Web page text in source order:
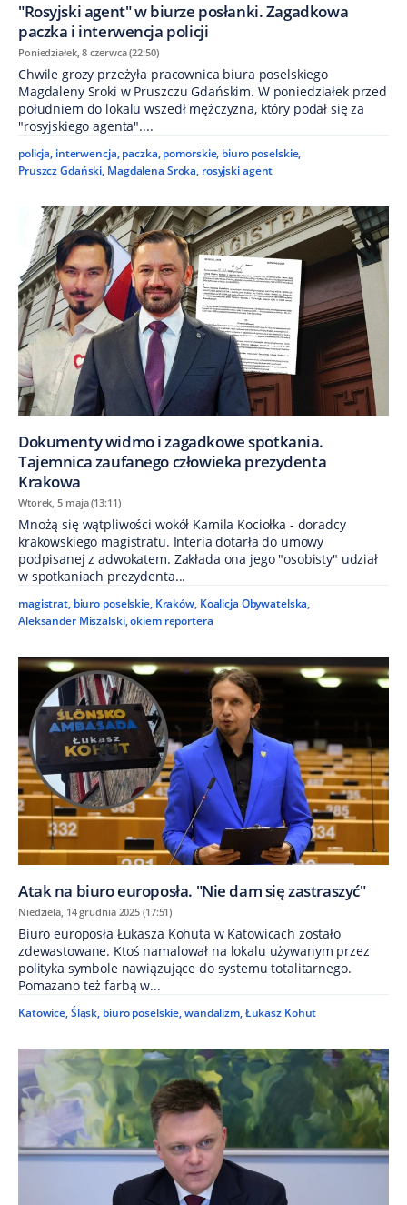
"Rosyjski agent" w biurze posłanki. Zagadkowa
paczka i interwencja policji
Poniedziałek, 8 czerwca (22:50)
Chwile grozy przeżyła pracownica biura poselskiego
Magdaleny Sroki w Pruszczu Gdańskim. W poniedziałek przed
południem do lokalu wszedł mężczyzna, który podał się za
"rosyjskiego agenta"....
policja, interwencja, paczka, pomorskie, biuro poselskie,
Pruszcz Gdański, Magdalena Sroka, rosyjski agent
Dokumenty widmo i zagadkowe spotkania.
Tajemnica zaufanego człowieka prezydenta
Krakowa
Wtorek, 5 maja (13:11)
Mnożą się wątpliwości wokół Kamila Kociołka - doradcy
krakowskiego magistratu. Interia dotarła do umowy
podpisanej z adwokatem. Zakłada ona jego "osobisty" udział
w spotkaniach prezydenta...
magistrat, biuro poselskie, Kraków, Koalicja Obywatelska,
Aleksander Miszalski,okiem reportera
Atak na biuro europosła. "Nie dam się zastraszyć"
Niedziela, 14 grudnia 2025 (17:51)
Biuro europosła Łukasza Kohuta w Katowicach zostało
zdewastowane. Ktoś namalował na lokalu używanym przez
polityka symbole nawiązujące do systemu totalitarnego.
Pomazano też farbą w...
Katowice,Śląsk, biuro poselskie,wandalizm,Łukasz Kohut